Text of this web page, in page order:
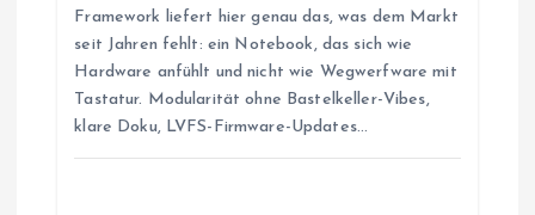
Framework liefert hier genau das, was dem Markt
seit Jahren fehlt: ein Notebook, das sich wie
Hardware anfühlt und nicht wie Wegwerfware mit
Tastatur. Modularität ohne Bastelkeller-Vibes,
klare Doku, LVFS-Firmware-Updates…